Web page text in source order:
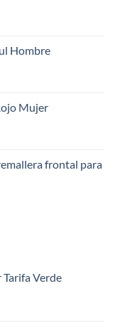
Hombre
Mujer
frontal para
Tarifa Verde